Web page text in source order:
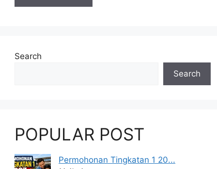
Search
Search
POPULAR POST
Permohonan Tingkatan 1 20...